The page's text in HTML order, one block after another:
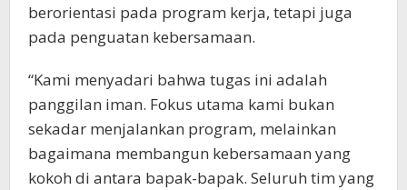
berorientasi pada program kerja, tetapi juga
pada penguatan kebersamaan.
“Kami menyadari bahwa tugas ini adalah
panggilan iman. Fokus utama kami bukan
sekadar menjalankan program, melainkan
bagaimana membangun kebersamaan yang
kokoh di antara bapak-bapak. Seluruh tim yang